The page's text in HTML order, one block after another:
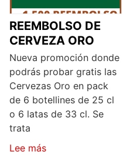
REEMBOLSO DE
CERVEZA ORO
Nueva promoción donde
podrás probar gratis las
Cervezas Oro en pack
de 6 botellines de 25 cl
o 6 latas de 33 cl. Se
trata
Lee más